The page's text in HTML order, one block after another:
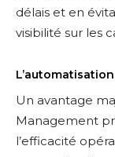
délais et en
visibilité sur les
Un avantage
Management
l’efficacité